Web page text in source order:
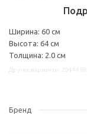
Ширина: 60 см
Высота: 64 см
Толщина: 2.0 см
Бренд